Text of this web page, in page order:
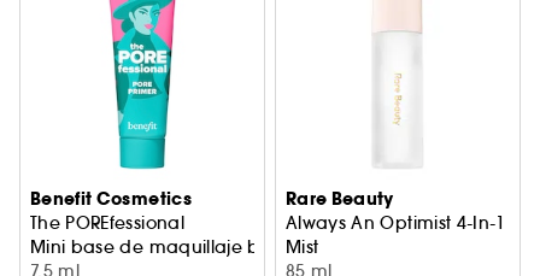
Benefit Cosmetics
The POREfessional
Mini base de maquillaje benefit
7,5 ml
Rare Beauty
Always An Optimist 4-In-1
Mist
Prebase hidratante en
85 ml